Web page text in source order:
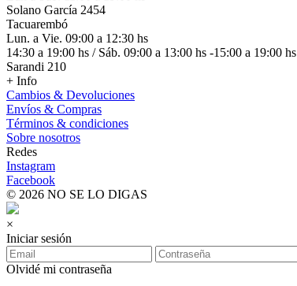
Solano García 2454
Tacuarembó
Lun. a Vie. 09:00 a 12:30 hs
14:30 a 19:00 hs / Sáb. 09:00 a 13:00 hs -15:00 a 19:00 hs
Sarandi 210
+ Info
Cambios & Devoluciones
Envíos & Compras
Términos & condiciones
Sobre nosotros
Redes
Instagram
Facebook
© 2026 NO SE LO DIGAS
×
Iniciar sesión
Olvidé mi contraseña